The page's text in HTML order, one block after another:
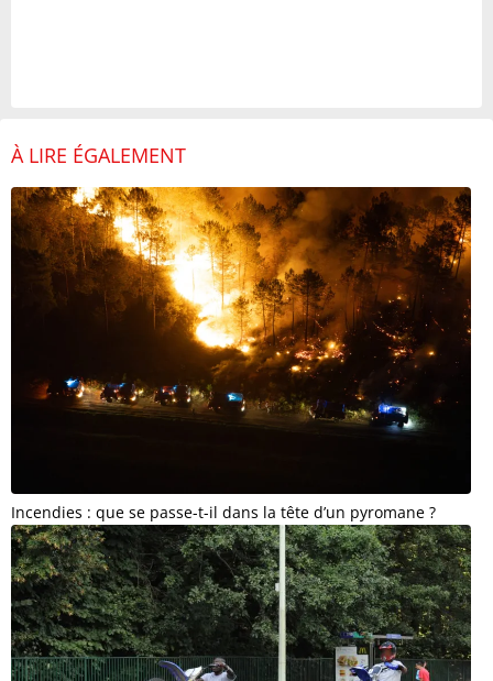
À LIRE ÉGALEMENT
Incendies : que se passe-t-il dans la tête d’un pyromane ?